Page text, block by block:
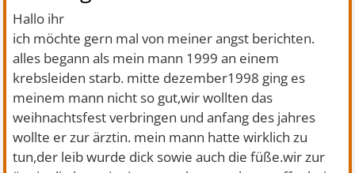
Hallo ihr
ich möchte gern mal von meiner angst berichten.
alles begann als mein mann 1999 an einem
krebsleiden starb. mitte dezember1998 ging es
meinem mann nicht so gut,wir wollten das
weihnachtsfest verbringen und anfang des jahres
wollte er zur ärztin. mein mann hatte wirklich zu
tun,der leib wurde dick sowie auch die füße.wir zur